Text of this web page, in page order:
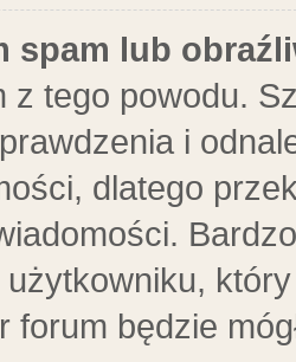
spam lub
z tego powodu.
i
dlatego
forum będzie